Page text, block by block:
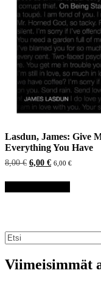
Lasdun, James: Give
Everything You Have
8,00€ Alkuperäinen
oli:
8,00 €.
6,00 €Nykyinen
on:
6,00 €.
6,00 €
Viimeisimmät